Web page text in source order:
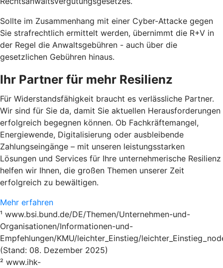
Sollte im Zusammenhang mit einer Cyber-Attacke gegen
Sie strafrechtlich ermittelt werden, übernimmt die R+V in
der Regel die Anwaltsgebühren - auch über die
gesetzlichen Gebühren hinaus.
Ihr Partner für mehr Resilienz
Für Widerstandsfähigkeit braucht es verlässliche Partner.
Wir sind für Sie da, damit Sie aktuellen Herausforderungen
erfolgreich begegnen können. Ob Fachkräftemangel,
Energiewende, Digitalisierung oder ausbleibende
Zahlungseingänge – mit unseren leistungsstarken
Lösungen und Services für Ihre unternehmerische Resilienz
helfen wir Ihnen, die großen Themen unserer Zeit
erfolgreich zu bewältigen.
Mehr erfahren
¹ www.bsi.bund.de/DE/Themen/Unternehmen-und-
Organisationen/Informationen-und-
Empfehlungen/KMU/leichter_Einstieg/
(Stand: 08. Dezember 2025)
² www.ihk-